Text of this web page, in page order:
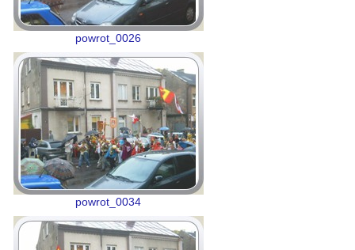
powrot_0026
powrot_0034